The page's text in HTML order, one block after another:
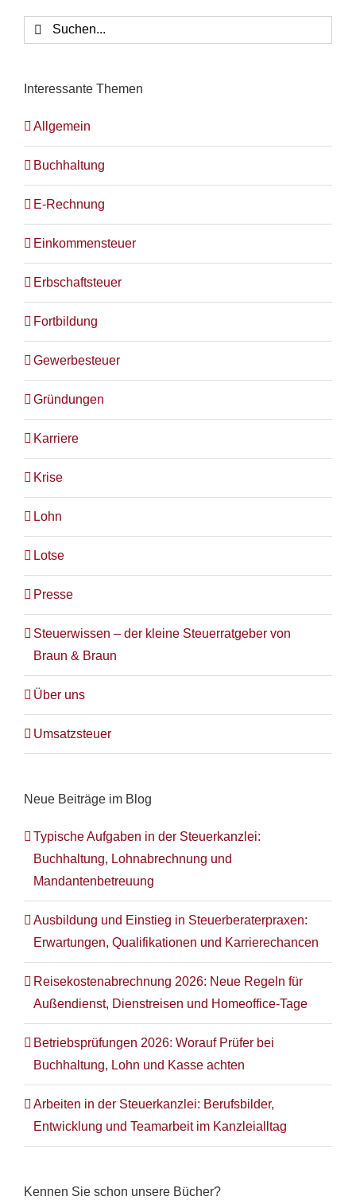
Suche
nach:
Interessante Themen
Allgemein
Buchhaltung
E-Rechnung
Einkommensteuer
Erbschaftsteuer
Fortbildung
Gewerbesteuer
Gründungen
Karriere
Krise
Lohn
Lotse
Presse
Steuerwissen – der kleine Steuerratgeber von
Braun & Braun
Über uns
Umsatzsteuer
Neue Beiträge im Blog
Typische Aufgaben in der Steuerkanzlei:
Buchhaltung, Lohnabrechnung und
Mandantenbetreuung
Ausbildung und Einstieg in Steuerberaterpraxen:
Erwartungen, Qualifikationen und Karrierechancen
Reisekostenabrechnung 2026: Neue Regeln für
Außendienst, Dienstreisen und Homeoffice-Tage
Betriebsprüfungen 2026: Worauf Prüfer bei
Buchhaltung, Lohn und Kasse achten
Arbeiten in der Steuerkanzlei: Berufsbilder,
Entwicklung und Teamarbeit im Kanzleialltag
Kennen Sie schon unsere Bücher?